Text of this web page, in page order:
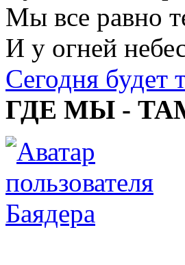
Мы все равно
И у огней
Сегодня будет
ГДЕ МЫ -
Баядера